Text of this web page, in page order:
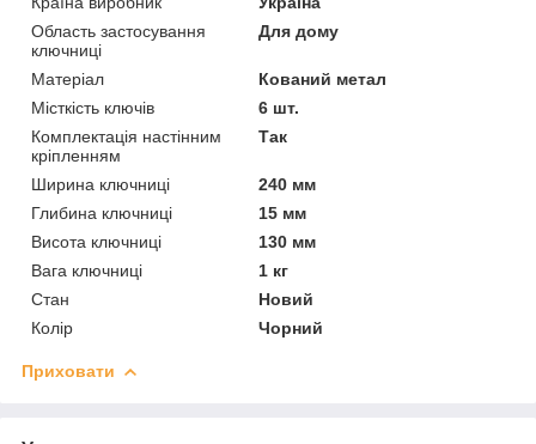
Область застосування
ключниці
Для дому
Матеріал
Кований метал
Місткість ключів
6 шт.
Комплектація настінним
кріпленням
Так
Ширина ключниці
240 мм
Глибина ключниці
15 мм
Висота ключниці
130 мм
Вага ключниці
1 кг
Стан
Новий
Колір
Чорний
Приховати